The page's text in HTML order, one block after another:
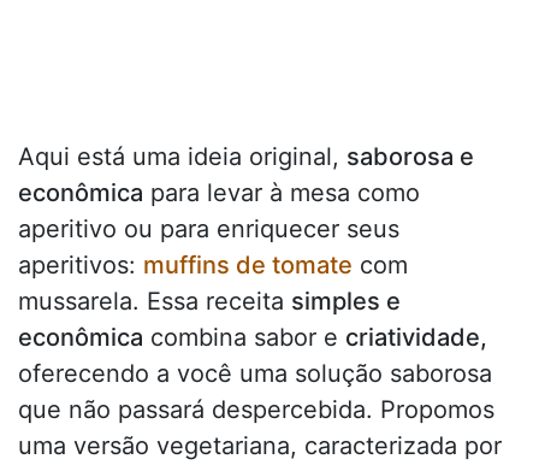
Aqui está uma ideia original, saborosa e
econômica para levar à mesa como
aperitivo ou para enriquecer seus
aperitivos: muffins de tomate com
mussarela. Essa receita simples e
econômica combina sabor e criatividade,
oferecendo a você uma solução saborosa
que não passará despercebida. Propomos
uma versão vegetariana, caracterizada por